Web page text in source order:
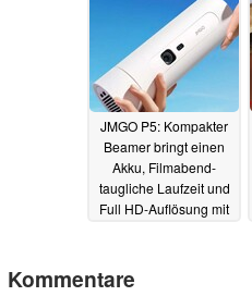
JMGO P5: Kompakter
Beamer bringt einen
Akku, Filmabend-
taugliche Laufzeit und
Full HD-Auflösung mit
Kommentare